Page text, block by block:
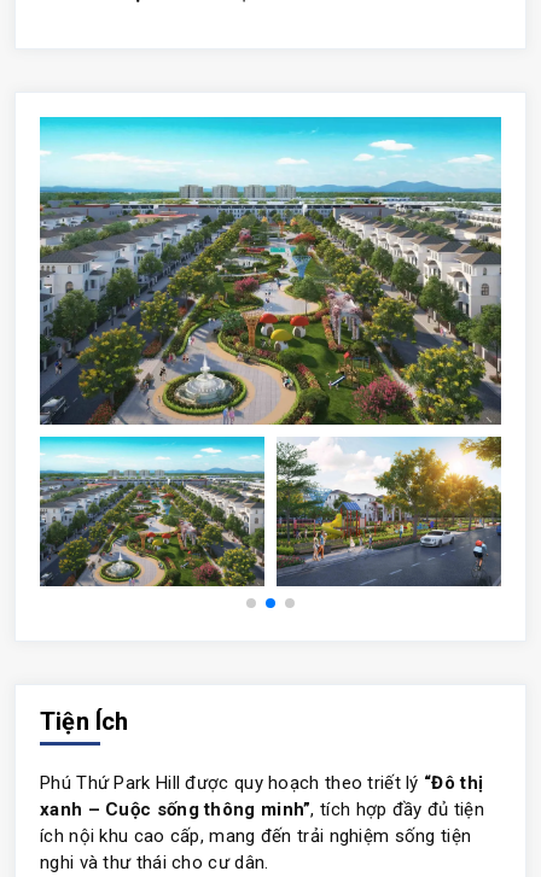
Tiện Ích
Phú Thứ Park Hill được quy hoạch theo triết lý “Đô thị
xanh – Cuộc sống thông minh”, tích hợp đầy đủ tiện
ích nội khu cao cấp, mang đến trải nghiệm sống tiện
nghi và thư thái cho cư dân.